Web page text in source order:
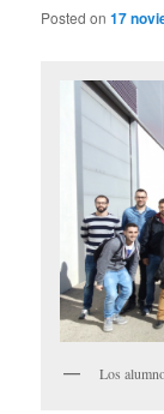
Posted on17
Los